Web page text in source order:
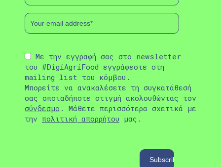
Με την εγγραφή σας στο newsletter
του #DigiAgriFood εγγράφεστε στη
mailing list του κόμβου.
Μπορείτε να ανακαλέσετε τη συγκατάθεσή
σας οποιαδήποτε στιγμή ακολουθώντας τον
σύνδεσμο . Μάθετε περισσότερα σχετικά με
την πολιτική απορρήτου μας.